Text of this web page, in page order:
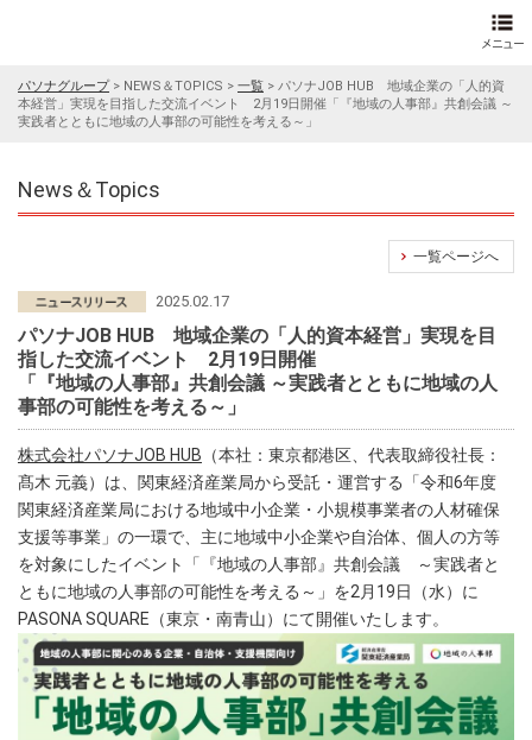
パソナグループ> NEWS＆TOPICS > 一覧 > パソナJOB HUB 地域企業の「人的資
本経営」実現を目指した交流イベント 2月19日開催「『地域の人事部』共創会議 ～
実践者とともに地域の人事部の可能性を考える～」
News＆Topics
一覧ページへ
2025.02.17
パソナJOB HUB 地域企業の「人的資本経営」実現を目
指した交流イベント 2月19日開催
「『地域の人事部』共創会議 ～実践者とともに地域の人
事部の可能性を考える～」
株式会社パソナJOB HUB （本社：東京都港区、代表取締役社長：
髙木 元義）は、関東経済産業局から受託・運営する「令和6年度
関東経済産業局における地域中小企業・小規模事業者の人材確保
支援等事業」の一環で、主に地域中小企業や自治体、個人の方等
を対象にしたイベント「『地域の人事部』共創会議 ～実践者と
ともに地域の人事部の可能性を考える～」を2月19日（水）に
PASONA SQUARE（東京・南青山）にて開催いたします。